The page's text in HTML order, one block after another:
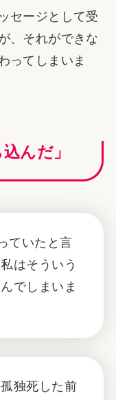
セージとして受
、それができな
ってしまいま
んだ」
ていたと言
はそういう
でしまいま
孤独死した前